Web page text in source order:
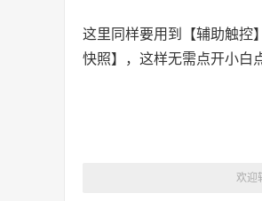
这里同样要用到【辅助触控
快照】，这样无需点开小白
欢迎